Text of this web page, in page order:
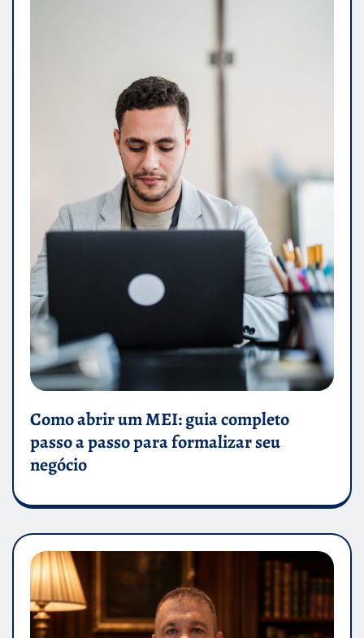
Como abrir um MEI: guia completo
passo a passo para formalizar seu
negócio